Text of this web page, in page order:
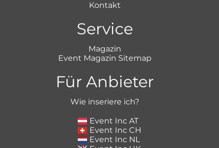
Kontakt
Service
Magazin
Event Magazin Sitemap
Für Anbieter
Wie inseriere ich?
Event Inc AT
Event Inc CH
Event Inc NL